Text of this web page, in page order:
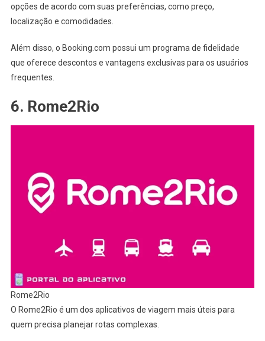
opções de acordo com suas preferências, como preço,
localização e comodidades.
Além disso, o Booking.com possui um programa de fidelidade
que oferece descontos e vantagens exclusivas para os usuários
frequentes.
6. Rome2Rio
Rome2Rio
O Rome2Rio é um dos aplicativos de viagem mais úteis para
quem precisa planejar rotas complexas.